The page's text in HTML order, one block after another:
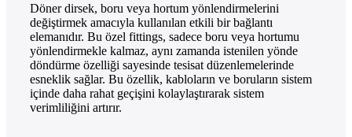
Döner dirsek, boru veya hortum yönlendirmelerini
değiştirmek amacıyla kullanılan etkili bir bağlantı
elemanıdır. Bu özel fittings, sadece boru veya hortumu
yönlendirmekle kalmaz, aynı zamanda istenilen yönde
döndürme özelliği sayesinde tesisat düzenlemelerinde
esneklik sağlar. Bu özellik, kabloların ve boruların sistem
içinde daha rahat geçişini kolaylaştırarak sistem
verimliliğini artırır.